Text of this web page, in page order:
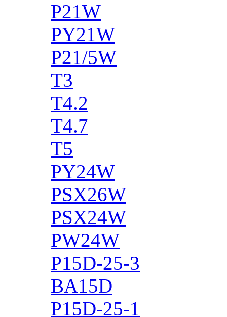
P21W
PY21W
P21/5W
T3
T4.2
T4.7
T5
PY24W
PSX26W
PSX24W
PW24W
P15D-25-3
BA15D
P15D-25-1